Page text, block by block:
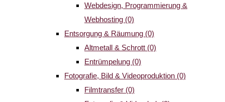
Webdesign, Programmierung &
Webhosting (0)
Entsorgung & Räumung (0)
Altmetall & Schrott (0)
Entrümpelung (0)
Fotografie, Bild & Videoproduktion (0)
Filmtransfer (0)